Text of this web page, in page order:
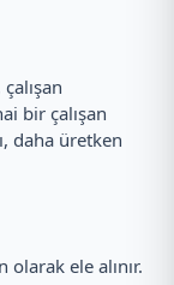
bir çalışan
daha üretken
ele alınır.